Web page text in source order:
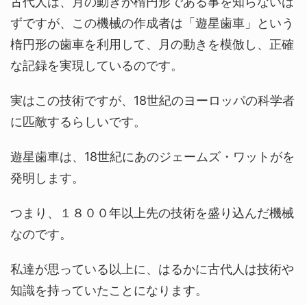
ずですが、この機械の作成者は「遊星歯車」という
楕円形の歯車を利用して、月の動きを模倣し、正確
な記録を実現しているのです。
実はこの技術ですが、18世紀のヨーロッパの科学者
に匹敵するらしいです。
遊星歯車は、18世紀にあのジェームズ・ワットがを
発明します。
つまり、１８００年以上先の技術を盛り込んだ機械
なのです。
私達が思っている以上に、はるかに古代人は技術や
知識を持っていたことになります。